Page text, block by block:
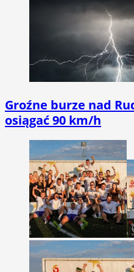
Groźne burze nad
osiągać 90 km/h